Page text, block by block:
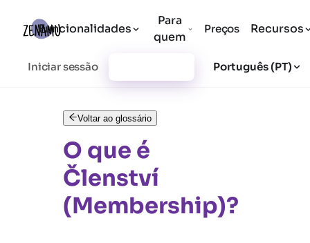
Funcionalidades
Para
quem
Preços Recursos
Iniciar sessão Português (PT)
Voltar ao glossário
O que é
Členství
(Membership)?